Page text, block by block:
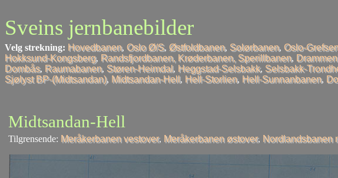
Sveins jernbanebilder
Velg strekning: Hovedbanen, Oslo Ø/S, Østfoldbanen, Solørbanen, Oslo-
Hokksund-Kongsberg, Randsfjordbanen, Krøderbanen, Sperillbanen,
Dombås, Raumabanen, Støren-Heimdal, Heggstad-Selsbakk, Selsbakk-
Sjølyst BP-(Midtsandan), Midtsandan-Hell, Hell-Storlien, Hell-Sunnanbanen,
Midtsandan-Hell
Tilgrensende: Meråkerbanen vestover, Meråkerbanen østover, Nordlandsbanen